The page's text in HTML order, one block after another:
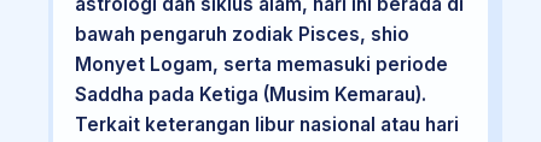
astrologi dan siklus alam, hari ini berada di
bawah pengaruh zodiak Pisces, shio
Monyet Logam, serta memasuki periode
Saddha pada Ketiga (Musim Kemarau).
Terkait keterangan libur nasional atau hari